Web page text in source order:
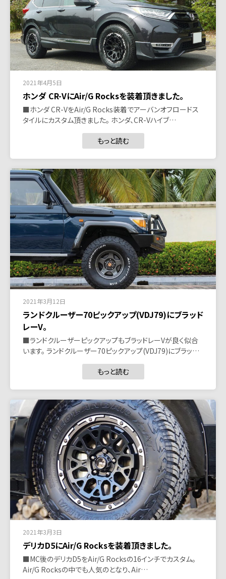
2021年4月5日
ホンダ CR-VにAir/G Rocksを装着頂きました。
■ホンダ CR-VをAir/G Rocks装着でアーバンオフロードス
タイルにカスタム頂きました。 ホンダ、CR-Vハイブ…
もっと読む
2021年3月12日
ランドクルーザー70ピックアップ(VDJ79)にブラッド
レーV。
■ランドクルーザーピックアップもブラッドレーVが良く似合
います。 ランドクルーザー70ピックアップ(VDJ79)にブラッ…
もっと読む
2021年3月3日
デリカD5にAir/G Rocksを装着頂きました。
■MC後のデリカD5をAir/G Rocksの16インチでカスタム。
Air/G Rocksの中でも人気のとなり、Air…